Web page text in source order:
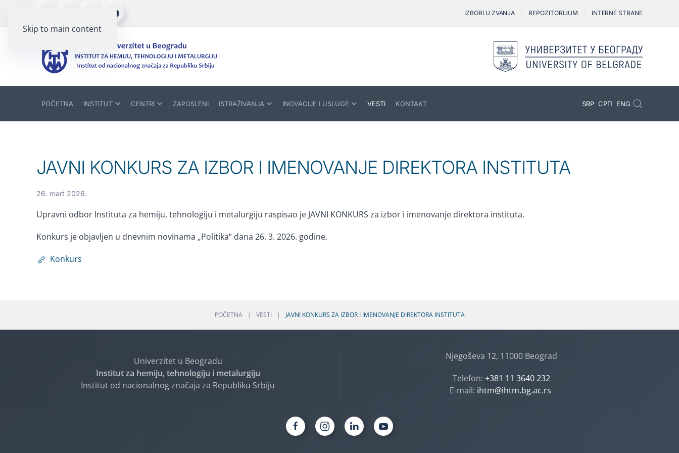
Skip to main content
IZBORI U ZVANJA REPOZITORIJUM INTERNE STRANE
POČETNA INSTITUT CENTRI ZAPOSLENI ISTRAŽIVANJA INOVACIJE I USLUGE VESTI KONTAKT SRP СРП ENG
JAVNI KONKURS ZA IZBOR I IMENOVANJE DIREKTORA INSTITUTA
26. mart 2026.
Upravni odbor Instituta za hemiju, tehnologiju i metalurgiju raspisao je JAVNI KONKURS za izbor i imenovanje direktora instituta.
Konkurs je objavljen u dnevnim novinama „Politika“ dana 26. 3. 2026. godine.
Konkurs
POČETNA VESTI JAVNI KONKURS ZA IZBOR I IMENOVANJE DIREKTORA INSTITUTA
Univerzitet u Beogradu
Institut za hemiju, tehnologiju i metalurgiju
Institut od nacionalnog značaja za Republiku Srbiju
Njegoševa 12, 11000 Beograd
Telefon: +381 11 3640 232
E-mail: ihtm@ihtm.bg.ac.rs